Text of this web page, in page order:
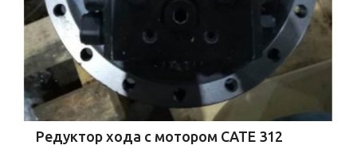
Редуктор хода с мотором CATE 312